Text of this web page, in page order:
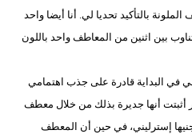
بالتأكيد تحديا لي. أنا أيضا واحد
بين اثنين من المعاطف واحد باللون
في البداية قادرة على جذب اهتمامي
أثبتت أنها جديرة بذلك من خلال معطف
يبدو أغلى بكثير من سعره 79 جنيها إسترليني، في حين أن المعطف